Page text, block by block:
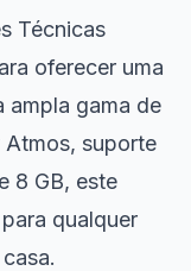
Técnicas
oferecer uma
ampla gama de
suporte
8 GB, este
qualquer